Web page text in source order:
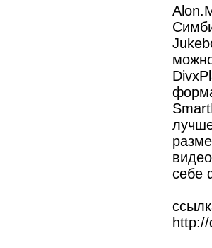
себе